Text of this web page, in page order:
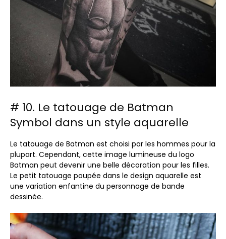
# 10. Le tatouage de Batman
Symbol dans un style aquarelle
Le tatouage de Batman est choisi par les hommes pour la
plupart. Cependant, cette image lumineuse du logo
Batman peut devenir une belle décoration pour les filles.
Le petit tatouage poupée dans le design aquarelle est
une variation enfantine du personnage de bande
dessinée.